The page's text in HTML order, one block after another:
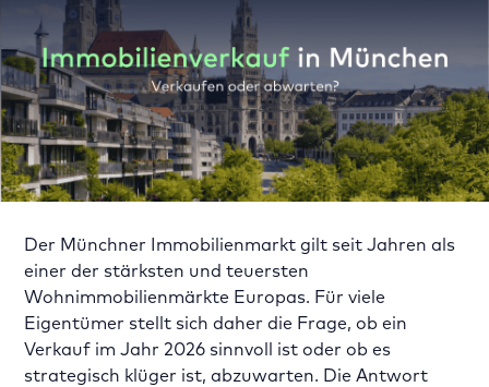
Der Münchner Immobilienmarkt gilt seit Jahren als
einer der stärksten und teuersten
Wohnimmobilienmärkte Europas. Für viele
Eigentümer stellt sich daher die Frage, ob ein
Verkauf im Jahr 2026 sinnvoll ist oder ob es
strategisch klüger ist, abzuwarten. Die Antwort